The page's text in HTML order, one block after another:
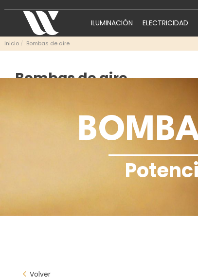
ILUMINACIÓN ELECTRICIDAD
Inicio Bombas de aire
Bombas de aire
Volver